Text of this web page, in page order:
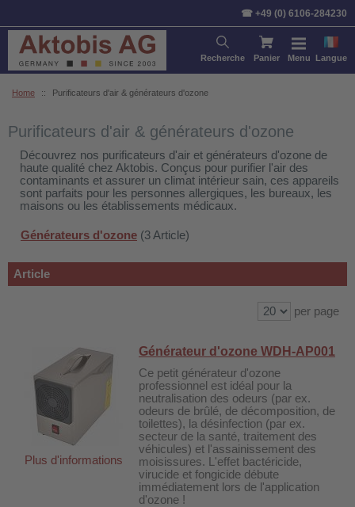
☎ +49 (0) 6106-284230
Recherche Panier Menu Langue
Home :: Purificateurs d'air & générateurs d'ozone
Purificateurs d'air & générateurs d'ozone
Découvrez nos purificateurs d'air et générateurs d'ozone de
haute qualité chez Aktobis. Conçus pour purifier l'air des
contaminants et assurer un climat intérieur sain, ces appareils
sont parfaits pour les personnes allergiques, les bureaux, les
maisons ou les établissements médicaux.
Générateurs d'ozone (3 Article)
Article
Article Prix
per page
Plus d'informations
Générateur d'ozone WDH-AP001
Ce petit générateur d'ozone
professionnel est idéal pour la
neutralisation des odeurs (par ex.
odeurs de brûlé, de décomposition, de
toilettes), la désinfection (par ex.
secteur de la santé, traitement des
véhicules) et l'assainissement des
moisissures. L'effet bactéricide,
virucide et fongicide débute
immédiatement lors de l'application
d'ozone !